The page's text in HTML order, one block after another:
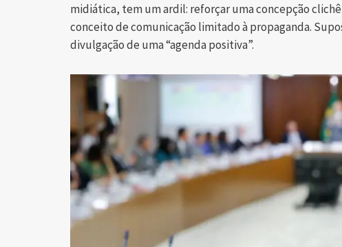
midiática, tem um ardil: reforçar uma concepção
conceito de comunicação limitado à propaganda.
divulgação de uma “agenda positiva”.